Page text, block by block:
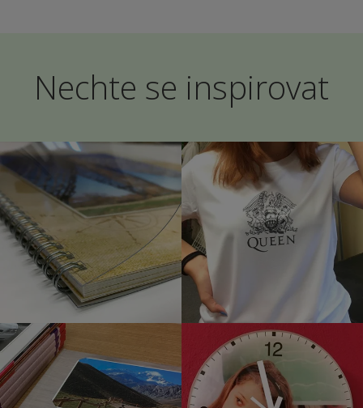
Nechte se inspirovat